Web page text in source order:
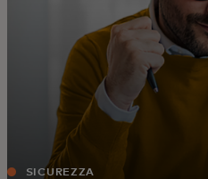
Newsroom
SICUREZZA